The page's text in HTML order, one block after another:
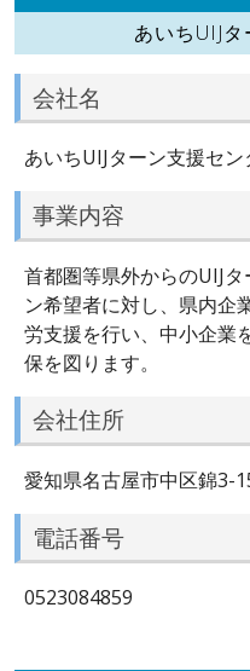
あいちUIJ
会社名
あいちUIJターン支援セン
事業内容
首都圏等県外からのUIJ
ン希望者に対し、県内企
労支援を行い、中小企業
保を図ります。
会社住所
愛知県名古屋市中区錦
電話番号
0523084859